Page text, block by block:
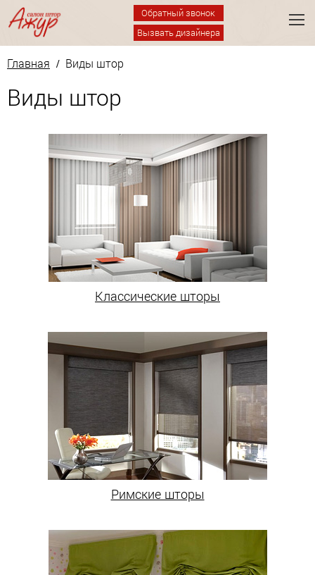
Обратный звонок
Вызвать дизайнера
Главная / Виды штор
Виды штор
Классические шторы
Римские шторы